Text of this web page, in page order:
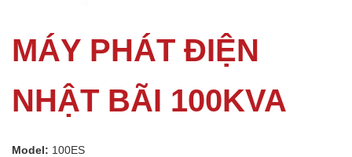
MÁY PHÁT ĐIỆN
NHẬT BÃI 100KVA
Model: 100ES